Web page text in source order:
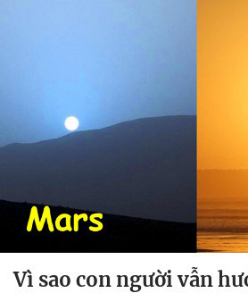
Vì sao con người vẫn